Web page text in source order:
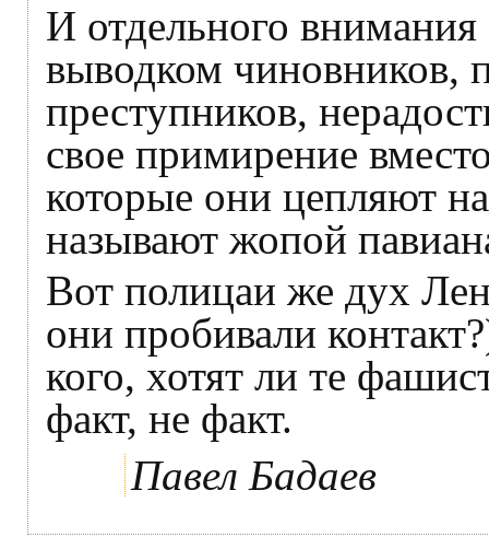
И отдельного внимания
выводком чиновников,
преступников,
свое примирение
которые они цепляют
называют жопой
Вот полицаи же дух
они пробивали
кого, хотят ли те
факт, не факт.
Павел Бадаев